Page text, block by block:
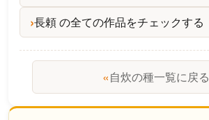
長頼 の全ての作品をチェックする
«自炊の種一覧に戻る